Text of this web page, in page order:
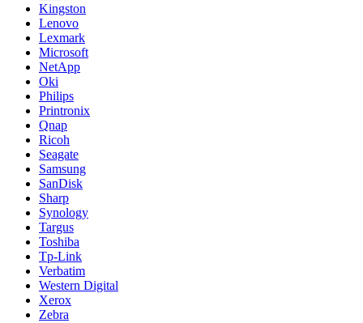
Kingston
Lenovo
Lexmark
Microsoft
NetApp
Oki
Philips
Printronix
Qnap
Ricoh
Seagate
Samsung
SanDisk
Sharp
Synology
Targus
Toshiba
Tp-Link
Verbatim
Western Digital
Xerox
Zebra